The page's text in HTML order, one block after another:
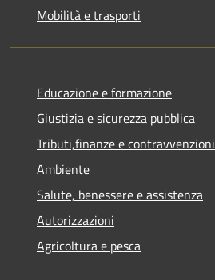
Mobilità e trasporti
Educazione e formazione
Giustizia e sicurezza pubblica
Tributi,finanze e contravvenzioni
Ambiente
Salute, benessere e assistenza
Autorizzazioni
Agricoltura e pesca